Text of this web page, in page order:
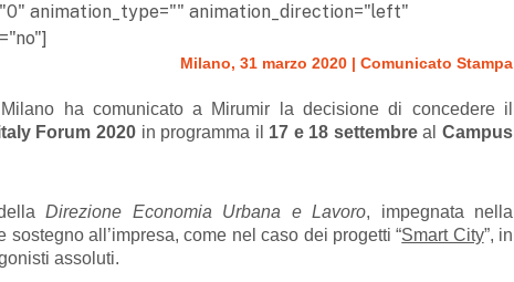
animation_type="" animation_direction="left"
Milano, 31 marzo 2020 | Comunicato Stampa
ha comunicato a Mirumir la decisione di concedere il
Forum 2020in programma il 17 e 18 settembreal Campus
dellaDirezione Economia Urbana e Lavoro, impegnata nella
sostegno all’impresa, come nel caso dei progetti “Smart City”, in
assoluti.